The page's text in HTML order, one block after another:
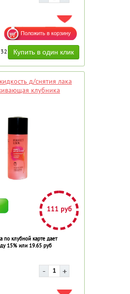
ДОБАВИТЬ В ИЗБРАННОЕ
д/снятия лака
клубника
111 руб
по клубной карте дает
15% или 19.65 руб
ДОБАВИТЬ В ИЗБРАННОЕ